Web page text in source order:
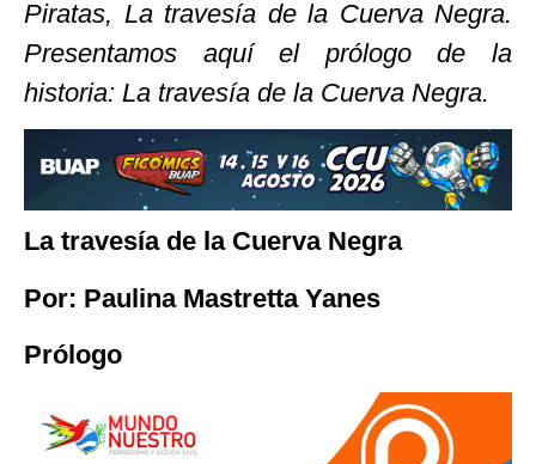
Piratas, La travesía de la Cuerva Negra.
Presentamos aquí el prólogo de la
historia: La travesía de la Cuerva Negra.
La travesía de la Cuerva Negra
Por: Paulina Mastretta Yanes
Prólogo